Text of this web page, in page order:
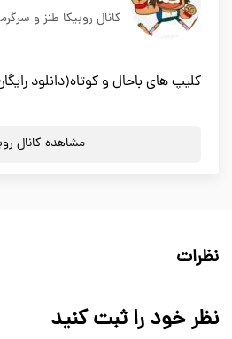
کانال روبیکا طنز و
کلیپ های باحال و کوتاه(دانلود
مشاهده کانال
نظرات
نظر خود را ثبت کنید